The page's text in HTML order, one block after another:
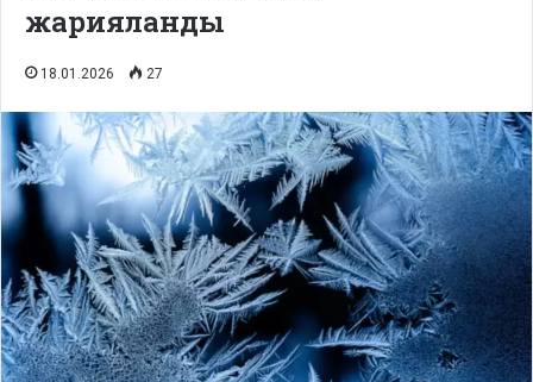
жарияланды
18.01.2026 27